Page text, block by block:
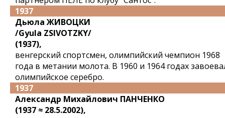
1937
Дьюла ЖИВОЦКИ
/Gyula ZSIVOTZKY/
(1937),
венгерский спортсмен, олимпийский чемпион 1968
года в метании молота. В 1960 и 1964 годах
олимпийское серебро.
1937
Александр Михайлович ПАНЧЕНКО
(1937 ≈ 28.5.2002),